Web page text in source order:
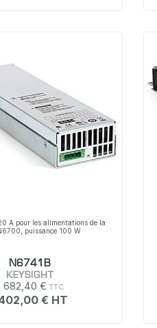
A pour les alimentations de la
puissance 100 W
N6741B
KEYSIGHT
682,40 €
€